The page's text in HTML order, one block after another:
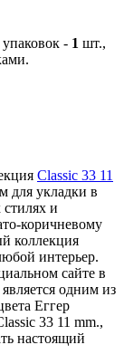
упаковок - 1 шт.,
Classic 33 11
для укладки в
и
коричневому
коллекция
интерьер.
сайте в
одним из
Еггер
33 11 mm.,
настоящий